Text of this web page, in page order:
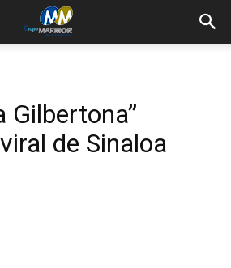
Gilbertona”
de Sinaloa